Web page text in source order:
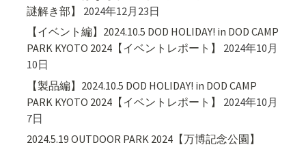
謎解き部】
2024年12月23日
【イベント編】2024.10.5 DOD HOLIDAY! in DOD CAMP
PARK KYOTO 2024【イベントレポート】
2024年10月
10日
【製品編】2024.10.5 DOD HOLIDAY! in DOD CAMP
PARK KYOTO 2024【イベントレポート】
2024年10月
7日
2024.5.19 OUTDOOR PARK 2024【万博記念公園】